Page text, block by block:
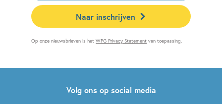
Naar inschrijven
Op onze nieuwsbrieven is hetWPG Privacy Statement van toepassing.
Volg ons op social media